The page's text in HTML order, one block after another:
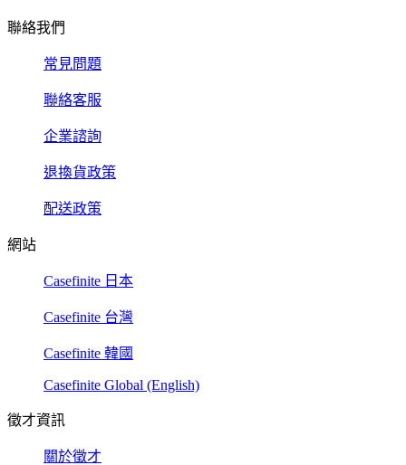
聯絡我們
常見問題
聯絡客服
企業諮詢
退換貨政策
配送政策
網站
Casefinite 日本
Casefinite 台灣
Casefinite 韓國
Casefinite Global (English)
徵才資訊
關於徵才